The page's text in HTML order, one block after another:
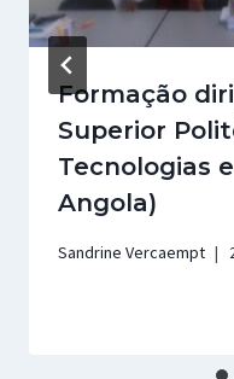
Formação
Superior
Tecnologias
Angola)
Sandrine Vercaempt